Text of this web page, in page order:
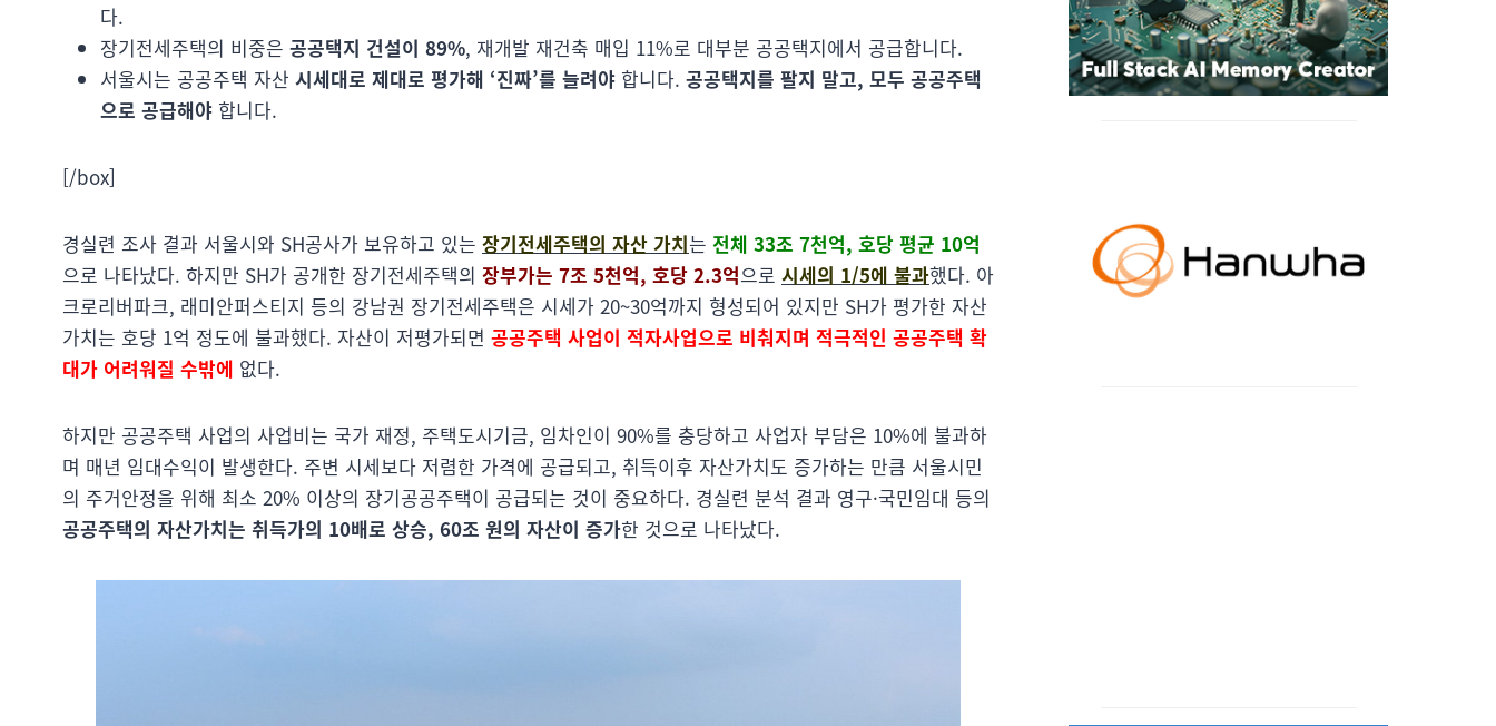
다.
장기전세주택의 비중은 공공택지 건설이 89%, 재개발 재건축 매입 11%로 대부분 공공택지에서 공급합니다.
서울시는 공공주택 자산 시세대로 제대로 평가해 ‘진짜’를 늘려야 합니다. 공공택지를 팔지 말고, 모두 공공주택
으로 공급해야 합니다.
[/box]
경실련 조사 결과 서울시와 SH공사가 보유하고 있는 장기전세주택의 자산 가치는 전체 33조 7천억, 호당 평균 10억
으로 나타났다. 하지만 SH가 공개한 장기전세주택의 장부가는 7조 5천억, 호당 2.3억으로 시세의 1/5에 불과했다. 아
크로리버파크, 래미안퍼스티지 등의 강남권 장기전세주택은 시세가 20~30억까지 형성되어 있지만 SH가 평가한 자산
가치는 호당 1억 정도에 불과했다. 자산이 저평가되면 공공주택 사업이 적자사업으로 비춰지며 적극적인 공공주택 확
대가 어려워질 수밖에 없다.
하지만 공공주택 사업의 사업비는 국가 재정, 주택도시기금, 임차인이 90%를 충당하고 사업자 부담은 10%에 불과하
며 매년 임대수익이 발생한다. 주변 시세보다 저렴한 가격에 공급되고, 취득이후 자산가치도 증가하는 만큼 서울시민
의 주거안정을 위해 최소 20% 이상의 장기공공주택이 공급되는 것이 중요하다. 경실련 분석 결과 영구·국민임대 등의
공공주택의 자산가치는 취득가의 10배로 상승, 60조 원의 자산이 증가한 것으로 나타났다.